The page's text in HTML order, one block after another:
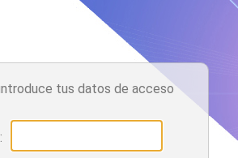
tus datos de acceso